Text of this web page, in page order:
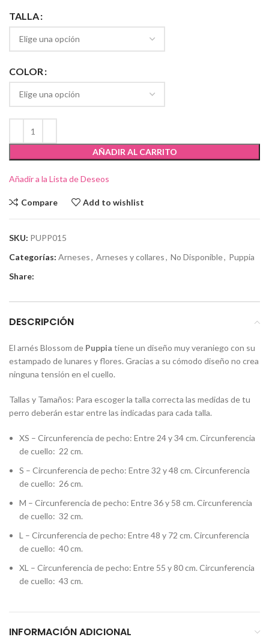
TALLA
COLOR
AÑADIR AL CARRITO
Añadir a la Lista de Deseos
Compare Add to wishlist
SKU: PUPP015
Categorías: Arneses, Arneses y collares, No Disponible, Puppia
Share:
DESCRIPCIÓN
El arnés Blossom de Puppia tiene un diseño muy veraniego con su
estampado de lunares y flores. Gracias a su cómodo diseño no crea
ninguna tensión en el cuello.
Tallas y Tamaños: Para escoger la talla correcta las medidas de tu
perro deberán estar entre las indicadas para cada talla.
XS – Circunferencia de pecho: Entre 24 y 34 cm. Circunferencia
de cuello: 22 cm.
S – Circunferencia de pecho: Entre 32 y 48 cm. Circunferencia
de cuello: 26 cm.
M – Circunferencia de pecho: Entre 36 y 58 cm. Circunferencia
de cuello: 32 cm.
L – Circunferencia de pecho: Entre 48 y 72 cm. Circunferencia
de cuello: 40 cm.
XL – Circunferencia de pecho: Entre 55 y 80 cm. Circunferencia
de cuello: 43 cm.
INFORMACIÓN ADICIONAL